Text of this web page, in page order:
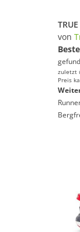
von
zuletzt
Preis